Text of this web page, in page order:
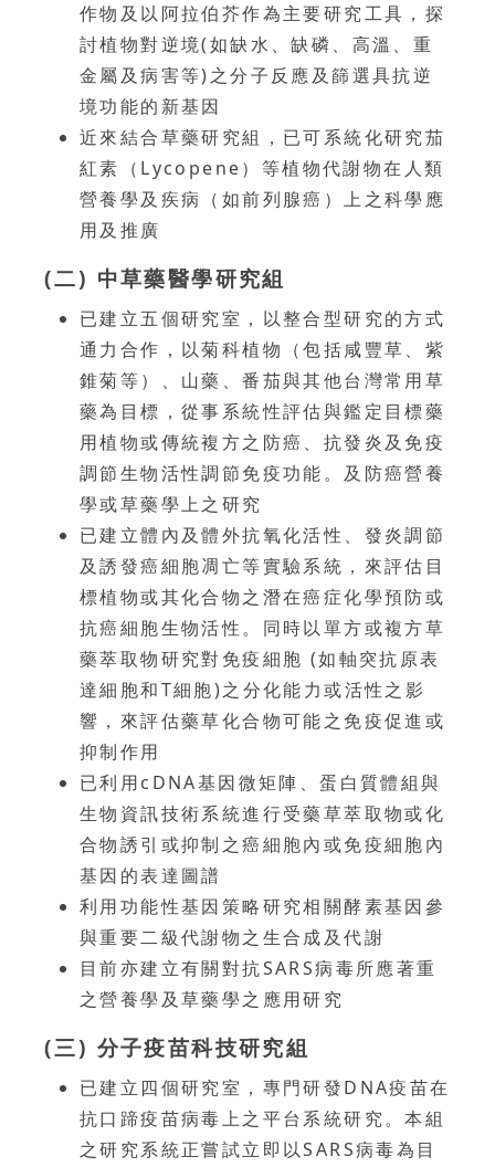
作物及以阿拉伯芥作為主要研究工具，探
討植物對逆境(如缺水、缺磷、高溫、重
金屬及病害等)之分子反應及篩選具抗逆
境功能的新基因
近來結合草藥研究組，已可系統化研究茄
紅素（Lycopene）等植物代謝物在人類
營養學及疾病（如前列腺癌）上之科學應
用及推廣
(二) 中草藥醫學研究組
已建立五個研究室，以整合型研究的方式
通力合作，以菊科植物（包括咸豐草、紫
錐菊等）、山藥、番茄與其他台灣常用草
藥為目標，從事系統性評估與鑑定目標藥
用植物或傳統複方之防癌、抗發炎及免疫
調節生物活性調節免疫功能。及防癌營養
學或草藥學上之研究
已建立體內及體外抗氧化活性、發炎調節
及誘發癌細胞凋亡等實驗系統，來評估目
標植物或其化合物之潛在癌症化學預防或
抗癌細胞生物活性。同時以單方或複方草
藥萃取物研究對免疫細胞 (如軸突抗原表
達細胞和T細胞)之分化能力或活性之影
響，來評估藥草化合物可能之免疫促進或
抑制作用
已利用cDNA基因微矩陣、蛋白質體組與
生物資訊技術系統進行受藥草萃取物或化
合物誘引或抑制之癌細胞內或免疫細胞內
基因的表達圖譜
利用功能性基因策略研究相關酵素基因參
與重要二級代謝物之生合成及代謝
目前亦建立有關對抗SARS病毒所應著重
之營養學及草藥學之應用研究
(三) 分子疫苗科技研究組
已建立四個研究室，專門研發DNA疫苗在
抗口蹄疫苗病毒上之平台系統研究。本組
之研究系統正嘗試立即以SARS病毒為目